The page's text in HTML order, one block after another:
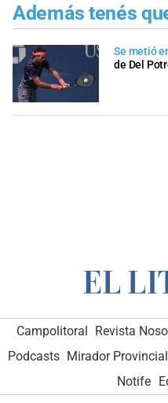
Además tenés
Se metió
de Del
Campolitoral Revista
Podcasts Mirador Provincial
Notife